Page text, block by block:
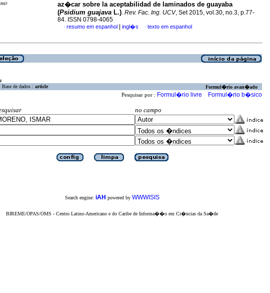
az�car sobre la aceptabilidad de laminados de guayaba
(Psidium guajava L.). Rev. Fac. Ing. UCV, Set 2015, vol.30, no.3, p.77-
84. ISSN 0798-4065
· resumo em espanhol ingl�s · texto em espanhol
Base de dados : article Formul�rio avan�ado
Pesquisar por : Formul�rio livre Formul�rio b�sico
no campo
Search engine: iAH powered by WWWISIS
BIREME/OPAS/OMS - Centro Latino-Americano e do Caribe de Informa��o em Ci�ncias da Sa�de